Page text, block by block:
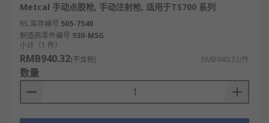
Metcal 手动点胶枪, 手动注射枪, 适用于TS700 系列
RS 库存编号 505-7540
制造商零件编号 930-MSG
小计（1 件）
RMB940.32(不含税) RMB940.32/件
数量